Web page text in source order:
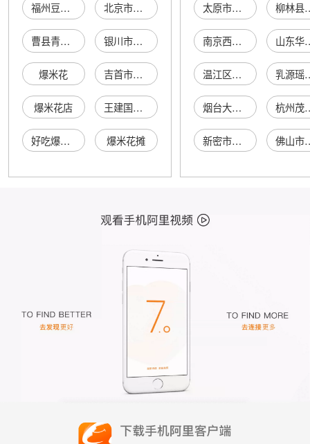
福州豆典爆米花机有限公司 北京市京香仔爆米花机经销部
曹县青古集镇金豆爆米花机加工厂 银川市兴庆区和通爆米花机经营部
爆米花 吉首市芳青爆米花售卖机
爆米花店 王建国爆米花
好吃爆米花 爆米花摊
太原市万柏林区浩利天物资供应站 柳林县
南京西盈同盛企业管理合伙企业(有限合伙) 山东华
温江区赫尔兹日用百货经营部 乳源瑶族自
烟台大大贝尔服饰有限公司 杭州茂
新密市大隗镇巧针日杂门市 佛山市顺德